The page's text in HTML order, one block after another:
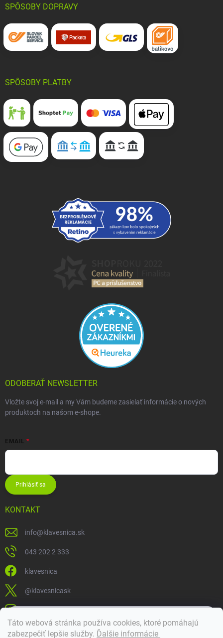
Táto webová stránka používa cookies, ktoré pomáhajú
zabezpečiť lepšie služby. Ďalšie informácie
SPÔSOBY DOPRAVY
SPÔSOBY PLATBY
ODOBERAŤ NEWSLETTER
Vložte svoj e-mail a my Vám budeme zasielať informácie o nových
produktoch na našom e-shope.
EMAIL
Prihlásiť sa
KONTAKT
info@klavesnica.sk
043 202 2 333
klavesnica
@klavesnicask
klavesnica_sk
Dobrý deň! 👋 Pomôžem vám nájsť správny diel. Napíšte mi.